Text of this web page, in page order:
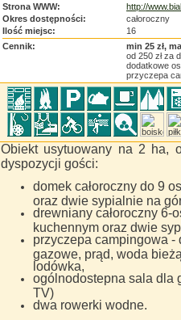
Strona WWW:
http://
Okres dostępności:
całoroczny
Ilość miejsc:
16
Cennik:
min 25 zł,
od 250 zł za
dodatkowe
przyczepa
Obiekt usytuowany na 2 ha,
dyspozycji gości:
domek całoroczny do 9
oraz dwie sypialnie na
drewniany całoroczny 6-
kuchennym oraz dwie
przyczepa campingowa -
gazowe, prąd, woda
lodówka,
ogólnodostepna sala dla
TV)
dwa rowerki wodne.